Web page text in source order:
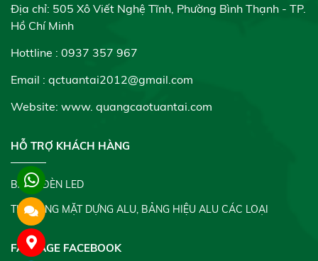
Địa chỉ: 505 Xô Viết Nghệ Tĩnh, Phường Bình Thạnh - TP.
Hồ Chí Minh
Hottline : 0937 357 967
Email : qctuantai2012@gmail.com
Website: www. quangcaotuantai.com
HỖ TRỢ KHÁCH HÀNG
BẢNG ĐÈN LED
THI CÔNG MẶT DỰNG ALU, BẢNG HIỆU ALU CÁC LOẠI
FANPAGE FACEBOOK